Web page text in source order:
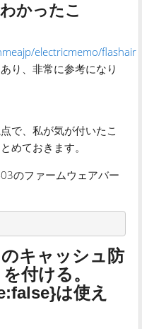
かったこ
electricmemo/flashair
り、非常に参考になり
で、私が気が付いたこ
めておきます。
のファームウェアバー
キャッシュ防
を付ける。
は使え